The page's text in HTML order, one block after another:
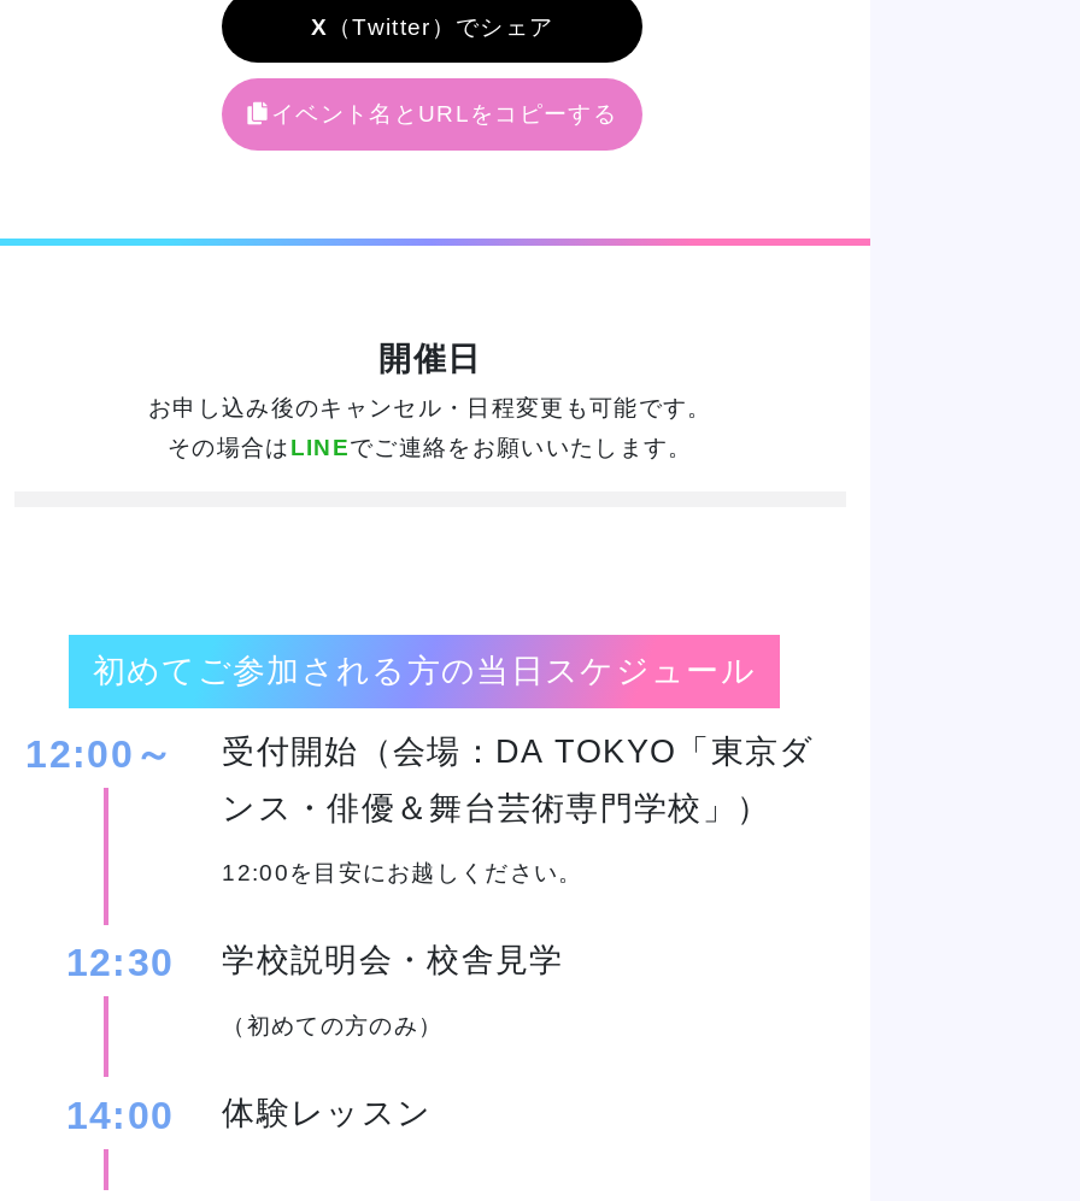
X （Twitter）でシェア
イベント名とURLをコピーする
開催日
お申し込み後のキャンセル・日程変更も可能です。
その場合はLINEでご連絡をお願いいたします。
初めてご参加される方の当日スケジュール
12:00～
受付開始（会場：DA TOKYO「東京ダ
ンス・俳優＆舞台芸術専門学校」）
12:00を目安にお越しください。
12:30 学校説明会・校舎見学
（初めての方のみ）
14:00 体験レッスン